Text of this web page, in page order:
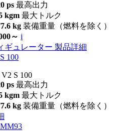
ps 最高出力
kgm 最大トルク
kg 装備重量（燃料を除く）
～ i
ギュレーター 製品詳細
100
V2 S 100
ps 最高出力
kgm 最大トルク
kg 装備重量（燃料を除く）